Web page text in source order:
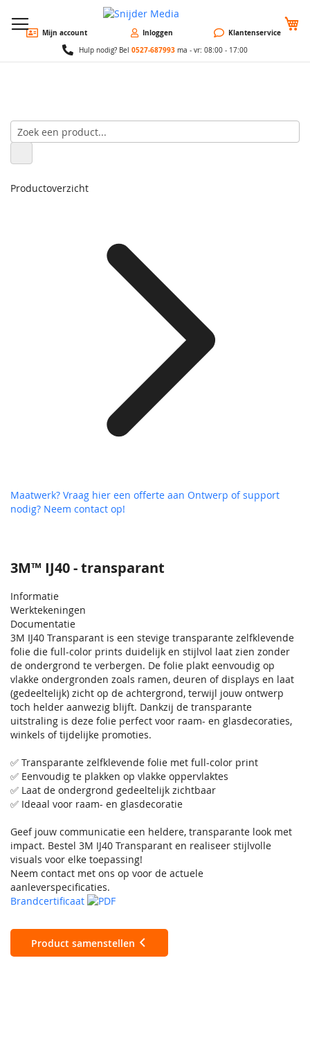
Mijn account Inloggen Klantenservice
Hulp nodig? Bel 0527-687993 ma - vr: 08:00 - 17:00
3M™ IJ40 - transparant
Informatie
Werktekeningen
Documentatie
3M IJ40 Transparant is een stevige transparante zelfklevende
folie die full-color prints duidelijk en stijlvol laat zien zonder
de ondergrond te verbergen. De folie plakt eenvoudig op
vlakke ondergronden zoals ramen, deuren of displays en laat
(gedeeltelijk) zicht op de achtergrond, terwijl jouw ontwerp
toch helder aanwezig blijft. Dankzij de transparante
uitstraling is deze folie perfect voor raam- en glasdecoraties,
winkels of tijdelijke promoties.
✅ Transparante zelfklevende folie met full-color print
✅ Eenvoudig te plakken op vlakke oppervlaktes
✅ Laat de ondergrond gedeeltelijk zichtbaar
✅ Ideaal voor raam- en glasdecoratie
Geef jouw communicatie een heldere, transparante look met
impact. Bestel 3M IJ40 Transparant en realiseer stijlvolle
visuals voor elke toepassing!
Neem contact met ons op voor de actuele
aanleverspecificaties.
Brandcertificaat
Product samenstellen
Productoverzicht
Maatwerk? Vraag hier een offerte aan Ontwerp of support
nodig? Neem contact op!